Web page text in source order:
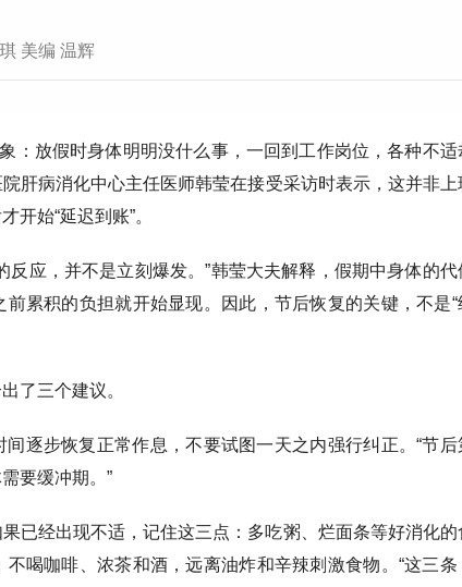
美编 温辉
：放假时身体明明没什么事，一回到工作岗位，各种不适
肝病消化中心主任医师韩莹在接受采访时表示，这并非上
开始“延迟到账”。
反应，并不是立刻爆发。”韩莹大夫解释，假期中身体的代
累积的负担就开始显现。因此，节后恢复的关键，不是“
了三个建议。
逐步恢复正常作息，不要试图一天之内强行纠正。“节后
要缓冲期。”
已经出现不适，记住这三点：多吃粥、烂面条等好消化的
喝咖啡、浓茶和酒，远离油炸和辛辣刺激食物。“这三条